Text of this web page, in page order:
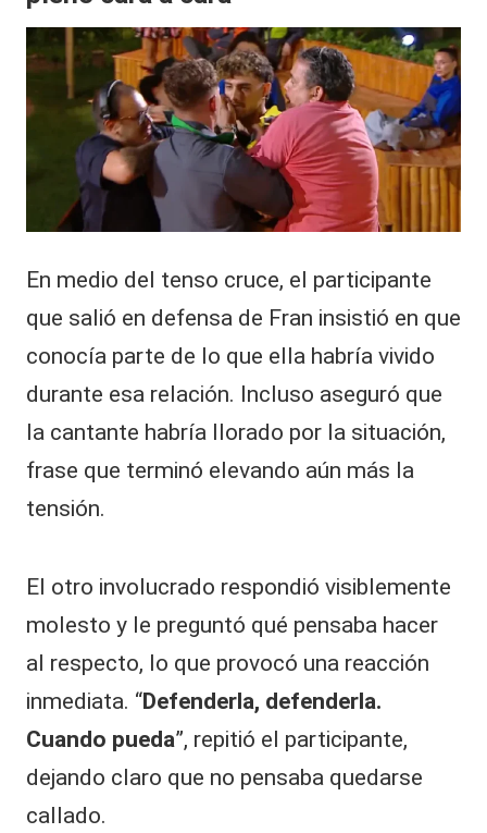
En medio del tenso cruce, el participante
que salió en defensa de Fran insistió en que
conocía parte de lo que ella habría vivido
durante esa relación. Incluso aseguró que
la cantante habría llorado por la situación,
frase que terminó elevando aún más la
tensión.
El otro involucrado respondió visiblemente
molesto y le preguntó qué pensaba hacer
al respecto, lo que provocó una reacción
inmediata. “Defenderla, defenderla.
Cuando pueda”, repitió el participante,
dejando claro que no pensaba quedarse
callado.